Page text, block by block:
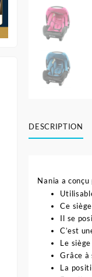
DESCRIPTION
Nania a
Ce
Il se
C’est
Le
Grâce à
La